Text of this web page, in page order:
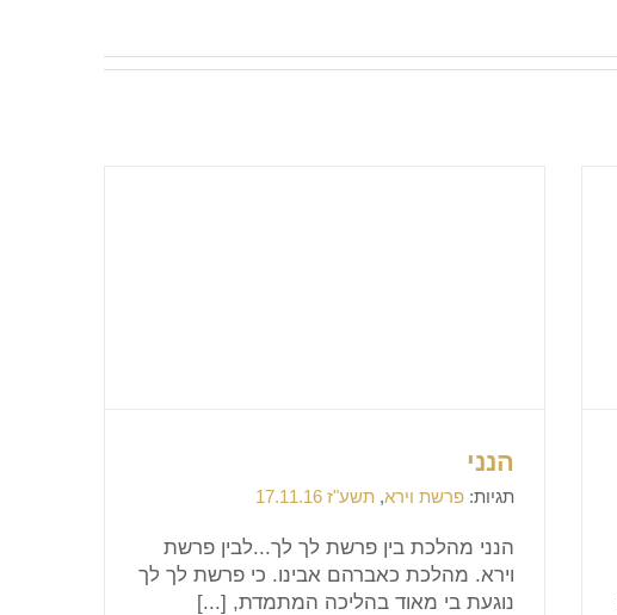
הנני
תגיות: פרשת וירא, תשע"ז 17.11.16
הנני מהלכת בין פרשת לך לך...לבין פרשת
וירא. מהלכת כאברהם אבינו. כי פרשת לך לך
נוגעת בי מאוד בהליכה המתמדת, [...]